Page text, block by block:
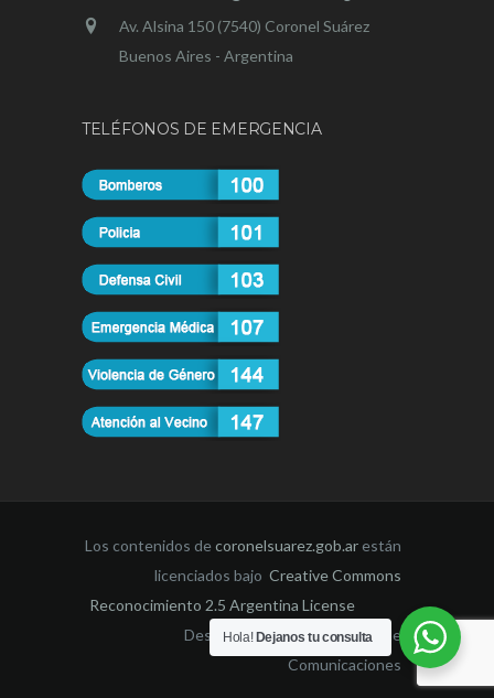
Av. Alsina 150 (7540) Coronel Suárez
Buenos Aires - Argentina
TELÉFONOS DE EMERGENCIA
Los contenidos decoronelsuarez.gob.ar están
licenciados bajo Creative Commons
Reconocimiento 2.5 Argentina License
Desarrollado por la Dirección de
Comunicaciones
Hola! Dejanos tu consulta